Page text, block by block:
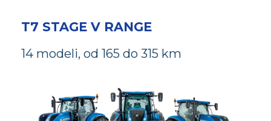
T7 STAGE V RANGE
14 modeli, od 165 do 315 km